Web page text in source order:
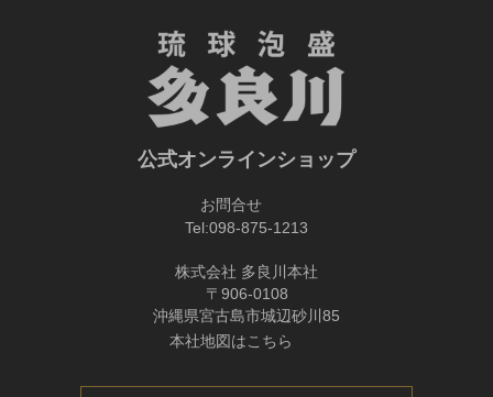
公式オンラインショップ
お問合せ
Tel:098-875-1213
株式会社 多良川本社
〒906-0108
沖縄県宮古島市城辺砂川85
本社地図はこちら